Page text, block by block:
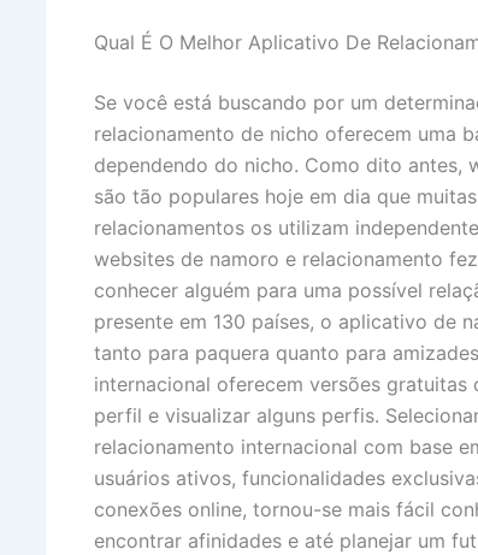
Qual É O Melhor Aplicativo De
Se você está buscando por um
relacionamento de nicho oferecem uma
dependendo do nicho. Como dito antes,
são tão populares hoje em dia que
relacionamentos os utilizam
websites de namoro e relacionamento
conhecer alguém para uma possível
presente em 130 países, o aplicativo de
tanto para paquera quanto para
internacional oferecem versões
perfil e visualizar alguns perfis.
relacionamento internacional com base
usuários ativos, funcionalidades
conexões online, tornou-se mais fácil
encontrar afinidades e até planejar um